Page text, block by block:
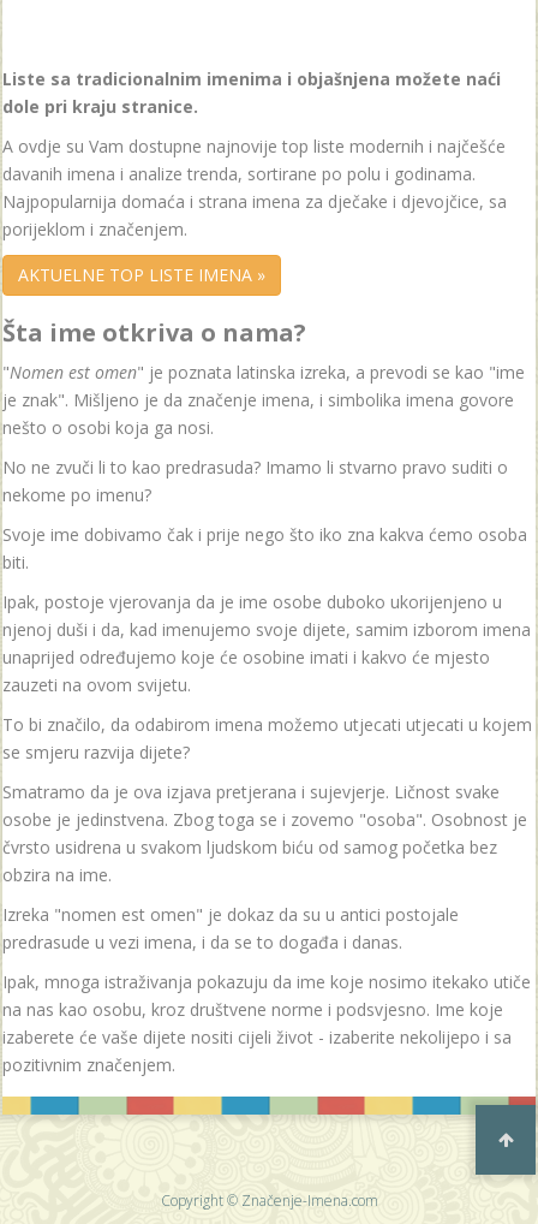
Liste sa tradicionalnim imenima i objašnjena možete naći
dole pri kraju stranice.
A ovdje su Vam dostupne najnovije top liste modernih i najčešće
davanih imena i analize trenda, sortirane po polu i godinama.
Najpopularnija domaća i strana imena za dječake i djevojčice, sa
porijeklom i značenjem.
AKTUELNE TOP LISTE IMENA »
Šta ime otkriva o nama?
"Nomen est omen" je poznata latinska izreka, a prevodi se kao "ime
je znak". Mišljeno je da značenje imena, i simbolika imena govore
nešto o osobi koja ga nosi.
No ne zvuči li to kao predrasuda? Imamo li stvarno pravo suditi o
nekome po imenu?
Svoje ime dobivamo čak i prije nego što iko zna kakva ćemo osoba
biti.
Ipak, postoje vjerovanja da je ime osobe duboko ukorijenjeno u
njenoj duši i da, kad imenujemo svoje dijete, samim izborom imena
unaprijed određujemo koje će osobine imati i kakvo će mjesto
zauzeti na ovom svijetu.
To bi značilo, da odabirom imena možemo utjecati utjecati u kojem
se smjeru razvija dijete?
Smatramo da je ova izjava pretjerana i sujevjerje. Ličnost svake
osobe je jedinstvena. Zbog toga se i zovemo "osoba". Osobnost je
čvrsto usidrena u svakom ljudskom biću od samog početka bez
obzira na ime.
Izreka "nomen est omen" je dokaz da su u antici postojale
predrasude u vezi imena, i da se to događa i danas.
Ipak, mnoga istraživanja pokazuju da ime koje nosimo itekako utiče
na nas kao osobu, kroz društvene norme i podsvjesno. Ime koje
izaberete će vaše dijete nositi cijeli život - izaberite nekolijepo i sa
pozitivnim značenjem.
Copyright © Značenje-Imena.com